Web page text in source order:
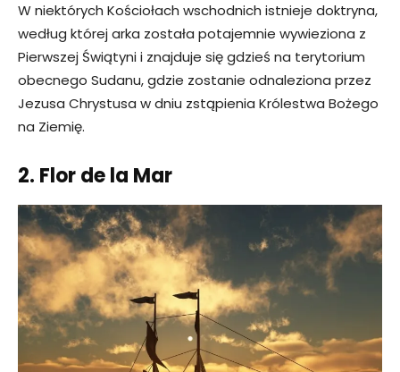
W niektórych Kościołach wschodnich istnieje doktryna,
według której arka została potajemnie wywieziona z
Pierwszej Świątyni i znajduje się gdzieś na terytorium
obecnego Sudanu, gdzie zostanie odnaleziona przez
Jezusa Chrystusa w dniu zstąpienia Królestwa Bożego
na Ziemię.
2. Flor de la Mar